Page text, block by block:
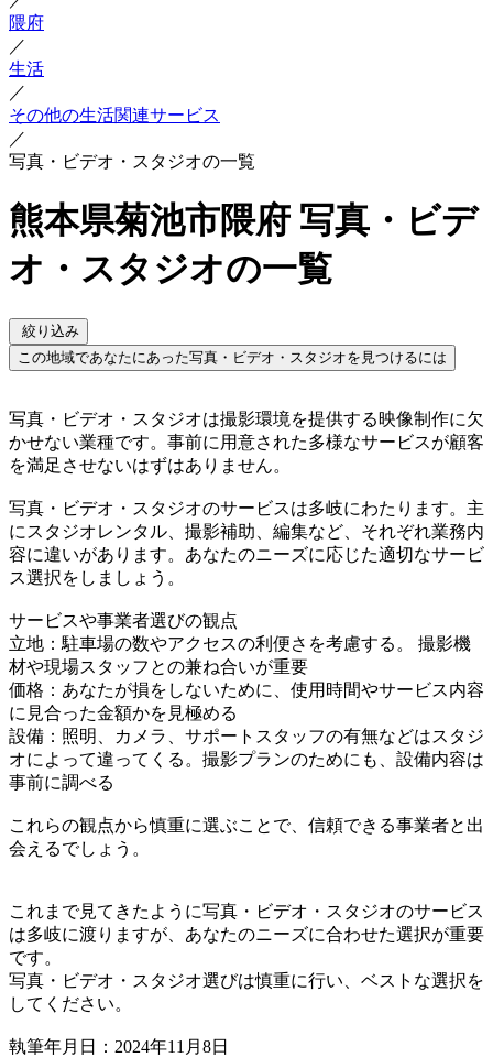
隈府
／
生活
／
その他の生活関連サービス
／
写真・ビデオ・スタジオの一覧
熊本県菊池市隈府 写真・ビデ
オ・スタジオの一覧
絞り込み
この地域であなたにあった写真・ビデオ・スタジオを見つけるには
写真・ビデオ・スタジオは撮影環境を提供する映像制作に欠
かせない業種です。事前に用意された多様なサービスが顧客
を満足させないはずはありません。
写真・ビデオ・スタジオのサービスは多岐にわたります。主
にスタジオレンタル、撮影補助、編集など、それぞれ業務内
容に違いがあります。あなたのニーズに応じた適切なサービ
ス選択をしましょう。
サービスや事業者選びの観点
立地：駐車場の数やアクセスの利便さを考慮する。 撮影機
材や現場スタッフとの兼ね合いが重要
価格：あなたが損をしないために、使用時間やサービス内容
に見合った金額かを見極める
設備：照明、カメラ、サポートスタッフの有無などはスタジ
オによって違ってくる。撮影プランのためにも、設備内容は
事前に調べる
これらの観点から慎重に選ぶことで、信頼できる事業者と出
会えるでしょう。
これまで見てきたように写真・ビデオ・スタジオのサービス
は多岐に渡りますが、あなたのニーズに合わせた選択が重要
です。
写真・ビデオ・スタジオ選びは慎重に行い、ベストな選択を
してください。
執筆年月日：2024年11月8日